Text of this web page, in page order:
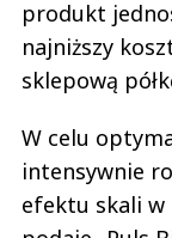
produkt
najniższy
sklepową
W celu
intensywnie
efektu skali w